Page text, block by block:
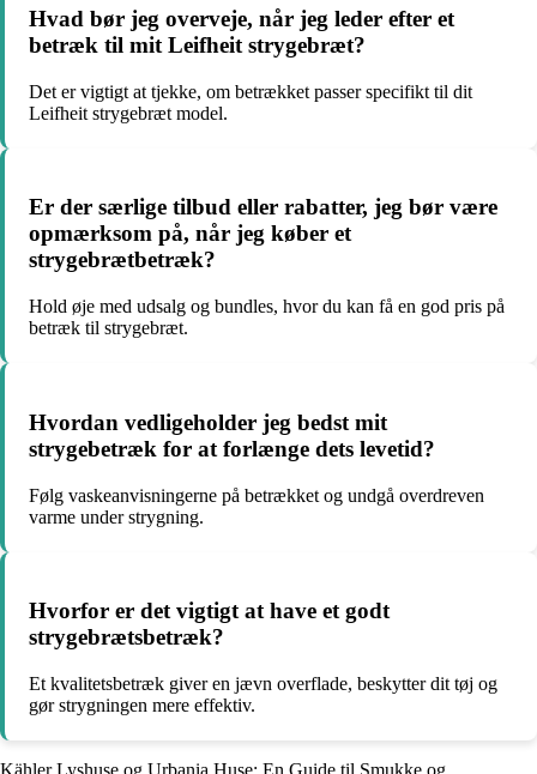
Hvad bør jeg overveje, når jeg leder efter et
betræk til mit Leifheit strygebræt?
Det er vigtigt at tjekke, om betrækket passer specifikt til dit
Leifheit strygebræt model.
Er der særlige tilbud eller rabatter, jeg bør være
opmærksom på, når jeg køber et
strygebrætbetræk?
Hold øje med udsalg og bundles, hvor du kan få en god pris på
betræk til strygebræt.
Hvordan vedligeholder jeg bedst mit
strygebetræk for at forlænge dets levetid?
Følg vaskeanvisningerne på betrækket og undgå overdreven
varme under strygning.
Hvorfor er det vigtigt at have et godt
strygebrætsbetræk?
Et kvalitetsbetræk giver en jævn overflade, beskytter dit tøj og
gør strygningen mere effektiv.
Kähler Lyshuse og Urbania Huse: En Guide til Smukke og